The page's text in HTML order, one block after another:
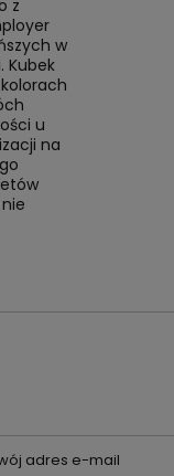
z
w
Kubek
u
na
adres e-mail